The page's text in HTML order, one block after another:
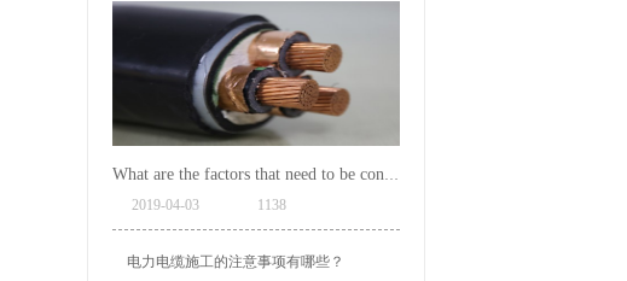
What are the factors that need to be consulted in choosing power cables?
2019-04-03 1138
电力电缆施工的注意事项有哪些？